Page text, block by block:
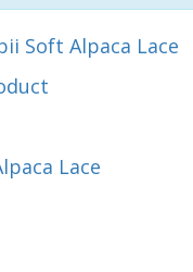
Soft Alpaca Lace
Lace